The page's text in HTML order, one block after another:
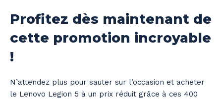
Profitez dès maintenant de
cette promotion incroyable
!
N’attendez plus pour sauter sur l’occasion et acheter
le Lenovo Legion 5 à un prix réduit grâce à ces 400